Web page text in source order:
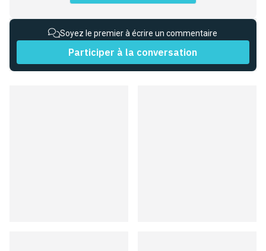
Soyez le premier à écrire un commentaire
Participer à la conversation